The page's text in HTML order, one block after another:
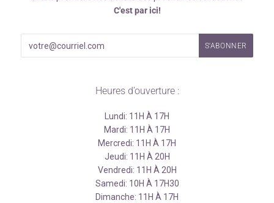
C'est par ici!
Heures d’ouverture :
Lundi: 11H À 17H
Mardi: 11H À 17H
Mercredi: 11H À 17H
Jeudi: 11H À 20H
Vendredi: 11H À 20H
Samedi: 10H À 17H30
Dimanche: 11H À 17H